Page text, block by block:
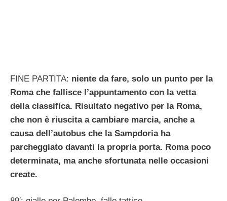
FINE PARTITA: niente da fare, solo un punto per la
Roma che fallisce l’appuntamento con la vetta
della classifica. Risultato negativo per la Roma,
che non è riuscita a cambiare marcia, anche a
causa dell’autobus che la Sampdoria ha
parcheggiato davanti la propria porta. Roma poco
determinata, ma anche sfortunata nelle occasioni
create.